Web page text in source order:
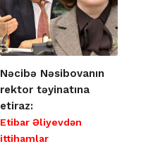
Nəcibə Nəsibovanın
rektor təyinatına
etiraz:
Etibar Əliyevdən
ittihamlar